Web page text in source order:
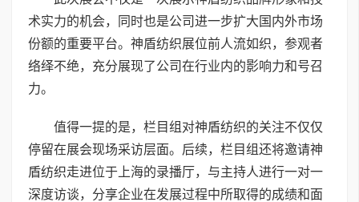
术实力的机会，同时也是公司进一步扩大国内外市场
份额的重要平台。神盾纺织展位前人流如织，参观者
络绎不绝，充分展现了公司在行业内的影响力和号召
力。
值得一提的是，栏目组对神盾纺织的关注不仅仅
停留在展会现场采访层面。后续，栏目组还将邀请神
盾纺织走进位于上海的录播厅，与主持人进行一对一
深度访谈，分享企业在发展过程中所取得的成绩和面